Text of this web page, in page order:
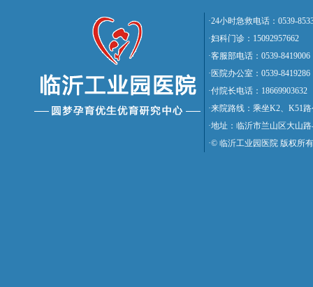
·24小时急救电话：0539-
·妇科门诊：15092957662
·客服部电话：0539-8419006
·医院办公室：0539-8419286
·付院长电话：18669903632
·来院路线：乘坐K2、K51
·地址：临沂市兰山区大山
·© 临沂工业园医院 版权所